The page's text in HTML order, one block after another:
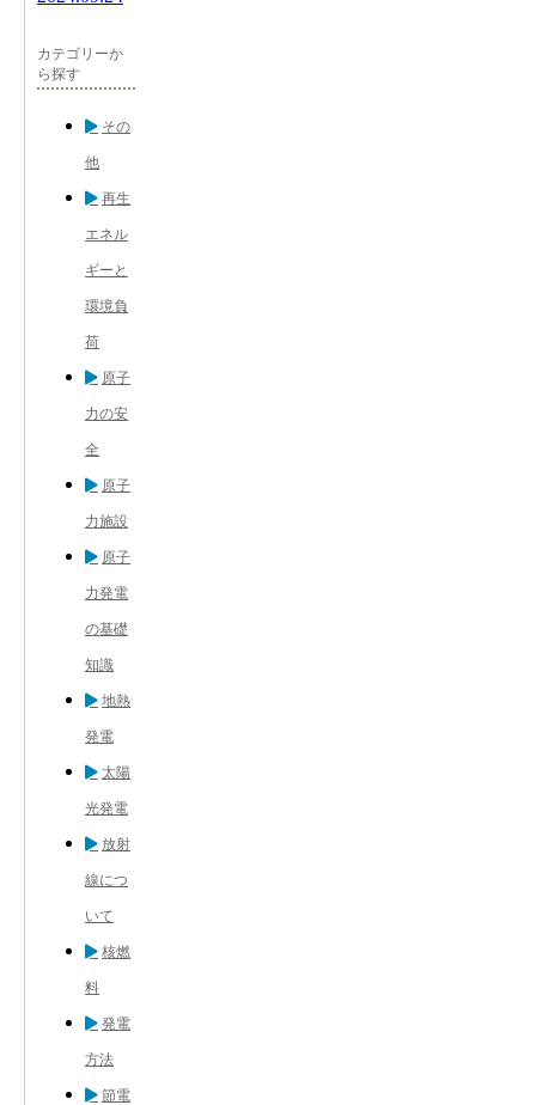
カテゴリーか
ら探す
その
他
再生
エネル
ギーと
環境負
荷
原子
力の安
全
原子
力施設
原子
力発電
の基礎
知識
地熱
発電
太陽
光発電
放射
線につ
いて
核燃
料
発電
方法
節電